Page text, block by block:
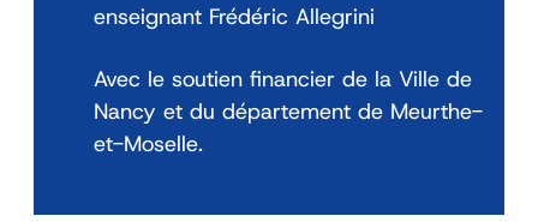
enseignant Frédéric Allegrini
Avec le soutien financier de la Ville de
Nancy et du département de Meurthe-
et-Moselle.